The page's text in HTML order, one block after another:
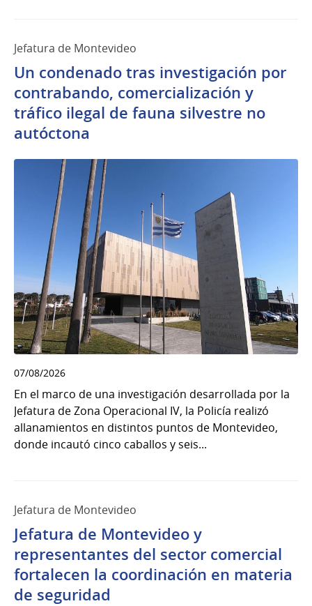
Jefatura de Montevideo
Un condenado tras investigación por
contrabando, comercialización y
tráfico ilegal de fauna silvestre no
autóctona
07/08/2026
En el marco de una investigación desarrollada por la
Jefatura de Zona Operacional IV, la Policía realizó
allanamientos en distintos puntos de Montevideo,
donde incautó cinco caballos y seis...
Jefatura de Montevideo
Jefatura de Montevideo y
representantes del sector comercial
fortalecen la coordinación en materia
de seguridad